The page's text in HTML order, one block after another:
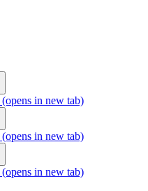
(opens in new tab)
(opens in new tab)
(opens in new tab)